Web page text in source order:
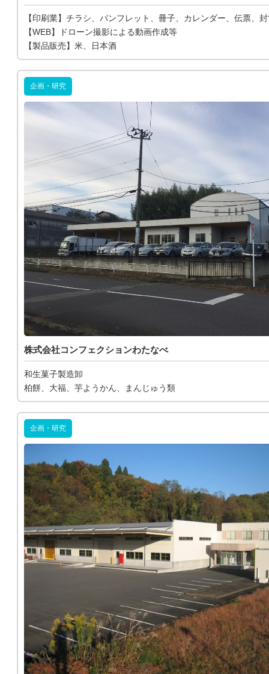
【印刷業】チラシ、パンフレット、冊子、カレンダー、伝票、
【WEB】ドローン撮影による動画作成等
【製品販売】米、日本酒
企画・研究
株式会社コンフェクションわたなべ
和生菓子製造卸
柏餅、大福、芋ようかん、まんじゅう類
企画・研究